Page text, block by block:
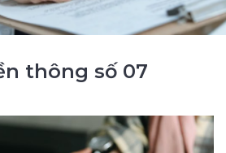
thông số 07